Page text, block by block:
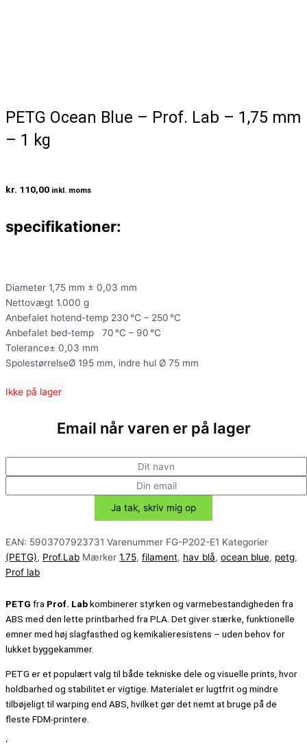
PETG Ocean Blue – Prof. Lab – 1,75 mm
– 1 kg
kr. 110,00 inkl. moms
specifikationer:
Diameter 1,75 mm ± 0,03 mm
Nettovægt 1.000 g
Anbefalet hotend-temp 230 °C – 250 °C
Anbefalet bed-temp 70 °C – 90 °C
Tolerance± 0,03 mm
SpolestørrelseØ 195 mm, indre hul Ø 75 mm
Ikke på lager
Email når varen er på lager
EAN: 5903707923731 Varenummer FG-P202-E1 Kategorier
(PETG), Prof.Lab Mærker 1.75, filament, hav blå, ocean blue, petg,
Prof lab
PETG fra Prof. Labkombinerer styrken og varmebestandigheden fra
ABS med den lette printbarhed fra PLA. Det giver stærke, funktionelle
emner med høj slagfasthed og kemikalieresistens – uden behov for
lukket byggekammer.
PETG er et populært valg til både tekniske dele og visuelle prints, hvor
holdbarhed og stabilitet er vigtige. Materialet er lugtfrit og mindre
tilbøjeligt til warping end ABS, hvilket gør det nemt at bruge på de
fleste FDM-printere.
‘